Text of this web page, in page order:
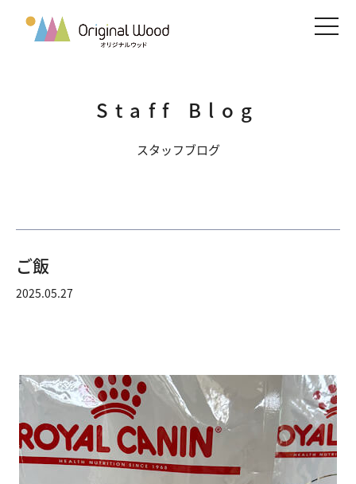
メニ
Staff Blog
スタッフブログ
ご飯
2025.05.27